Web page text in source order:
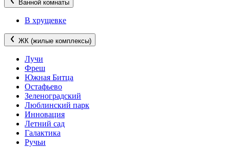
Ванной комнаты
В хрущевке
ЖК (жилые комплексы)
Лучи
Фреш
Южная Битца
Остафьево
Зеленоградский
Люблинский парк
Инновация
Летний сад
Галактика
Ручьи